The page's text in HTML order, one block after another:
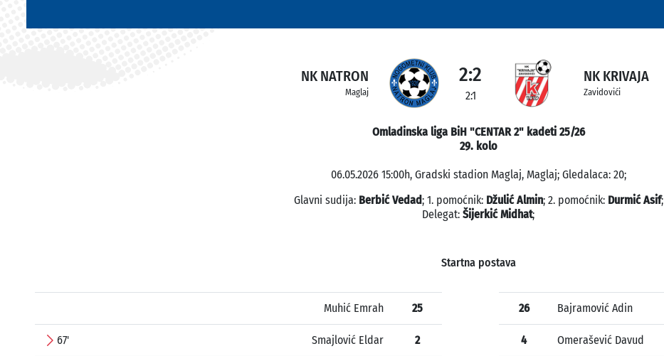
NK NATRON
Maglaj
2:2
2:1
NK KRIVAJA
Zavidovići
Omladinska liga BiH "CENTAR 2" kadeti 25/26
29. kolo
06.05.2026 15:00h, Gradski stadion Maglaj, Maglaj; Gledalaca: 20;
Glavni sudija: Berbić Vedad; 1. pomoćnik: Džulić Almin; 2. pomoćnik: Durmić Asif;
Delegat: Šijerkić Midhat;
Startna postava
Muhić Emrah 25
67' Smajlović Eldar 2
26 Bajramović Adin
4 Omerašević Davud